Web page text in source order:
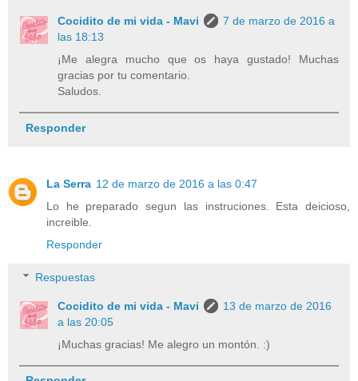
Cocidito de mi vida - Mavi
7 de marzo de 2016 a
las 18:13
¡Me alegra mucho que os haya gustado! Muchas
gracias por tu comentario.
Saludos.
Responder
La Serra 12 de marzo de 2016 a las 0:47
Lo he preparado segun las instruciones. Esta deicioso,
increible.
Responder
Respuestas
Cocidito de mi vida - Mavi
13 de marzo de 2016
a las 20:05
¡Muchas gracias! Me alegro un montón. :)